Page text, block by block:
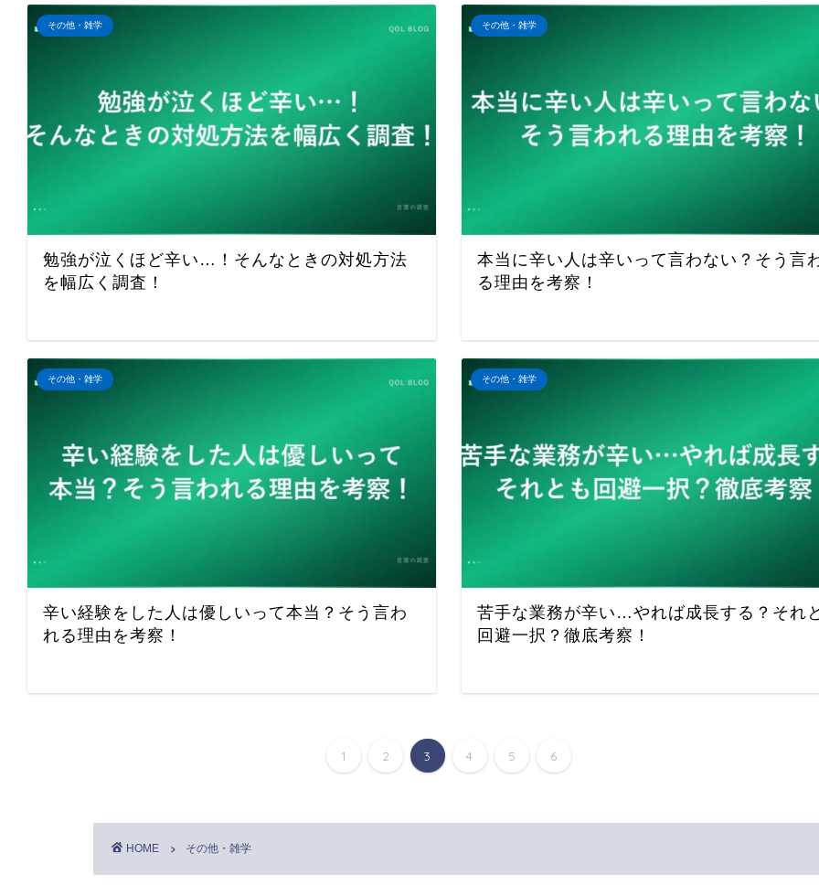
その他・雑学
勉強が泣くほど辛い…！そんなときの対処方法
を幅広く調査！
その他・雑学
本当に辛い人は辛いって言わない？そう言
る理由を考察！
その他・雑学
辛い経験をした人は優しいって本当？そう言わ
れる理由を考察！
その他・雑学
苦手な業務が辛い…やれば成長する？それ
回避一択？徹底考察！
1 2 3 4 5 6
HOME その他・雑学